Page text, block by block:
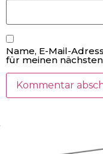
Name, E-Mail-
für meinen